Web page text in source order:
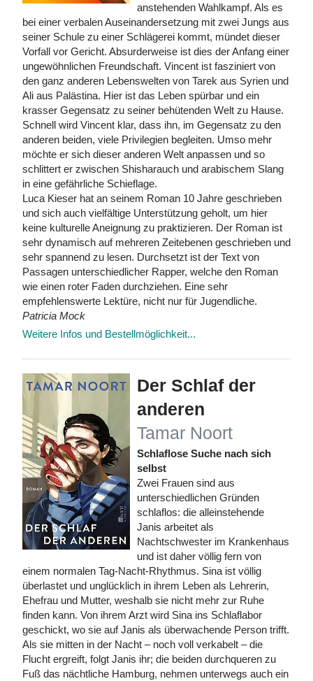
anstehenden Wahlkampf. Als es
bei einer verbalen Auseinandersetzung mit zwei Jungs aus
seiner Schule zu einer Schlägerei kommt, mündet dieser
Vorfall vor Gericht. Absurderweise ist dies der Anfang einer
ungewöhnlichen Freundschaft. Vincent ist fasziniert von
den ganz anderen Lebenswelten von Tarek aus Syrien und
Ali aus Palästina. Hier ist das Leben spürbar und ein
krasser Gegensatz zu seiner behütenden Welt zu Hause.
Schnell wird Vincent klar, dass ihn, im Gegensatz zu den
anderen beiden, viele Privilegien begleiten. Umso mehr
möchte er sich dieser anderen Welt anpassen und so
schlittert er zwischen Shisharauch und arabischem Slang
in eine gefährliche Schieflage.
Luca Kieser hat an seinem Roman 10 Jahre geschrieben
und sich auch vielfältige Unterstützung geholt, um hier
keine kulturelle Aneignung zu praktizieren. Der Roman ist
sehr dynamisch auf mehreren Zeitebenen geschrieben und
sehr spannend zu lesen. Durchsetzt ist der Text von
Passagen unterschiedlicher Rapper, welche den Roman
wie einen roter Faden durchziehen. Eine sehr
empfehlenswerte Lektüre, nicht nur für Jugendliche.
Patricia Mock
Weitere Infos und Bestellmöglichkeit...
Der Schlaf der
anderen
Tamar Noort
Schlaflose Suche nach sich
selbst
Zwei Frauen sind aus
unterschiedlichen Gründen
schlaflos: die alleinstehende
Janis arbeitet als
Nachtschwester im Krankenhaus
und ist daher völlig fern von
einem normalen Tag-Nacht-Rhythmus. Sina ist völlig
überlastet und unglücklich in ihrem Leben als Lehrerin,
Ehefrau und Mutter, weshalb sie nicht mehr zur Ruhe
finden kann. Von ihrem Arzt wird Sina ins Schlaflabor
geschickt, wo sie auf Janis als überwachende Person trifft.
Als sie mitten in der Nacht – noch voll verkabelt – die
Flucht ergreift, folgt Janis ihr; die beiden durchqueren zu
Fuß das nächtliche Hamburg, nehmen unterwegs auch ein